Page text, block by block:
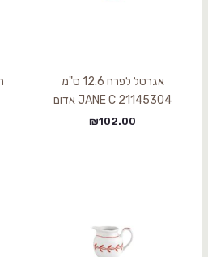
אגרטל לפרח 12.6 ס"מ
21145304 JANE C אדום
₪102.00